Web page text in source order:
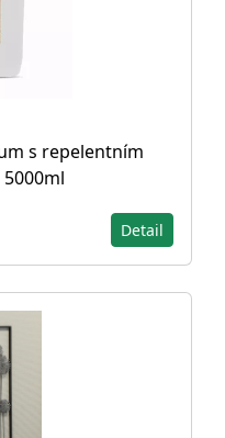
s repelentním
Detail